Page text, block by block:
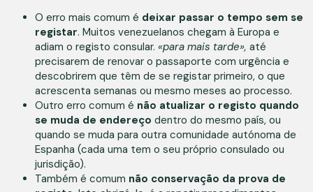
O erro mais comum é deixar passar o tempo sem se
registar. Muitos venezuelanos chegam à Europa e
adiam o registo consular. «para mais tarde», até
precisarem de renovar o passaporte com urgência e
descobrirem que têm de se registar primeiro, o que
acrescenta semanas ou mesmo meses ao processo.
Outro erro comum é não atualizar o registo quando
se muda de endereço dentro do mesmo país, ou
quando se muda para outra comunidade autónoma de
Espanha (cada uma tem o seu próprio consulado ou
jurisdição).
Também é comum não conservação da prova de